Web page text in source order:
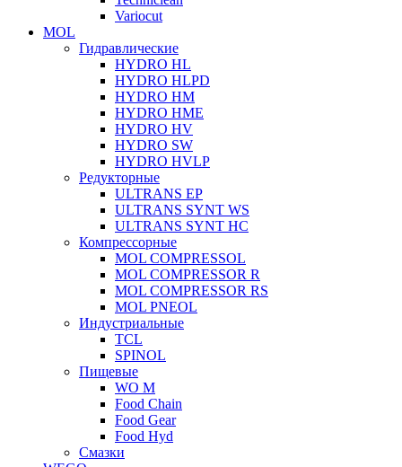
Variocut
MOL
Гидравлические
HYDRO HL
HYDRO HLPD
HYDRO HM
HYDRO HME
HYDRO HV
HYDRO SW
HYDRO HVLP
Редукторные
ULTRANS EP
ULTRANS SYNT WS
ULTRANS SYNT HC
Компрессорные
MOL COMPRESSOL
MOL COMPRESSOR R
MOL COMPRESSOR RS
MOL PNEOL
Индустриальные
TCL
SPINOL
Пищевые
WO M
Food Chain
Food Gear
Food Hyd
Смазки